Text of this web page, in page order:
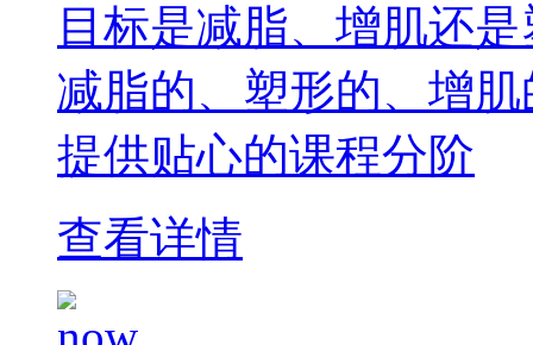
目标是减脂、增肌还
减脂的、塑形的、增
提供贴心的课程分阶
查看详情